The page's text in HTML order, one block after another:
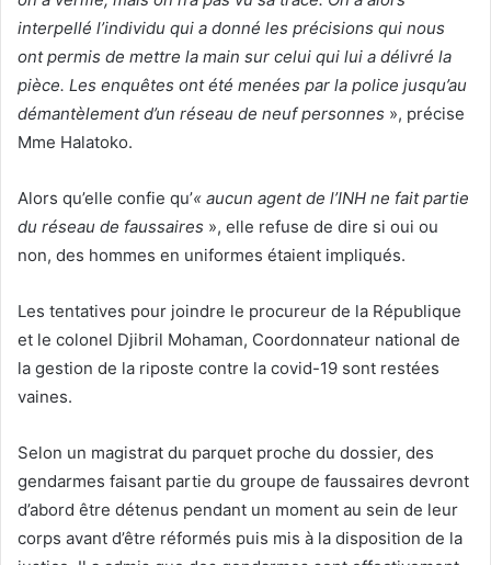
interpellé l’individu qui a donné les précisions qui nous
ont permis de mettre la main sur celui qui lui a délivré la
pièce. Les enquêtes ont été menées par la police jusqu’au
démantèlement d’un réseau de neuf personnes », précise
Mme Halatoko.
Alors qu’elle confie qu’« aucun agent de l’INH ne fait partie
du réseau de faussaires », elle refuse de dire si oui ou
non, des hommes en uniformes étaient impliqués.
Les tentatives pour joindre le procureur de la République
et le colonel Djibril Mohaman, Coordonnateur national de
la gestion de la riposte contre la covid-19 sont restées
vaines.
Selon un magistrat du parquet proche du dossier, des
gendarmes faisant partie du groupe de faussaires devront
d’abord être détenus pendant un moment au sein de leur
corps avant d’être réformés puis mis à la disposition de la